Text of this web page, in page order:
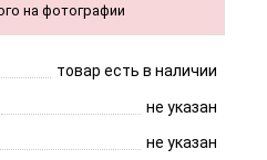
на фотографии
товар есть в наличии
не указан
не указан